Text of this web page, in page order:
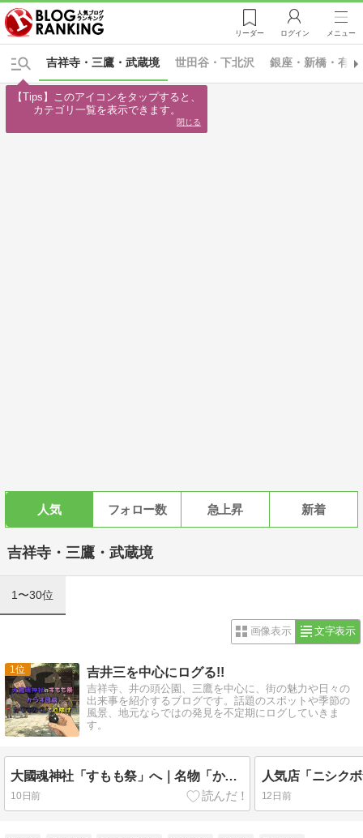
リーダー ログイン メニュー
世田谷・下北沢 銀座・新橋・有楽
吉祥寺・三鷹・武蔵境
人気 フォロー数 急上昇 新着
吉祥寺・三鷹・武蔵境
1〜30位
画像表示 文字表示
1 吉井三を中心にログる!!
吉祥寺、井の頭公園、三鷹を中心に、街の魅力や日々の
出来事を紹介するブログです。話題のスポットや季節の
風景、地元ならではの発見を不定期にログしていきま
す。
大國魂神社「すもも祭」へ｜名物「からす団扇」と話題の「からすみくじ」で厄除け参拝
10日前 12日前
【Tips】このアイコンをタップすると、
カテゴリ一覧を表示できます。
閉じる